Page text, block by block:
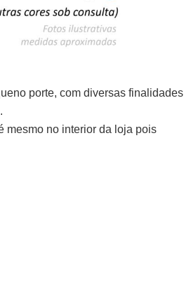
porte, com diversas finalidades
mesmo no interior da loja pois